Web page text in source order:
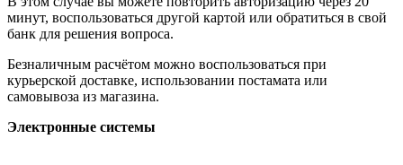
минут, воспользоваться другой картой или обратиться в свой
банк для решения вопроса.
Безналичным расчётом можно воспользоваться при
курьерской доставке, использовании постамата или
самовывоза из магазина.
Электронные системы